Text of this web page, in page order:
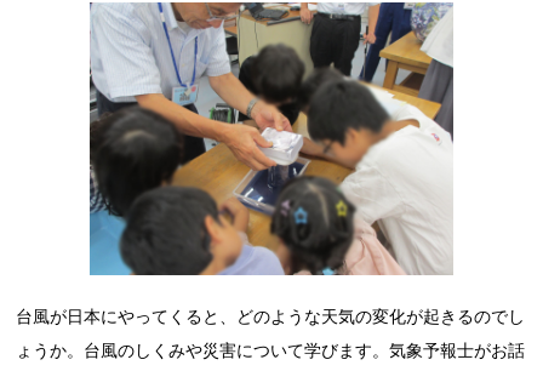
台風が日本にやってくると、どのような天気の変化が起きるのでし
ょうか。台風のしくみや災害について学びます。気象予報士がお話